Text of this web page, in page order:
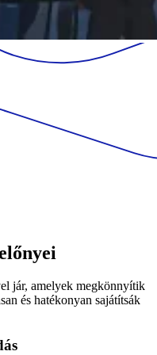
jár, amelyek megkönnyítik
és hatékonyan sajátítsák